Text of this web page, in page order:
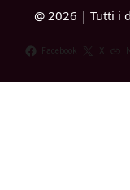
@ 2026 | Tutti i
Facebook X